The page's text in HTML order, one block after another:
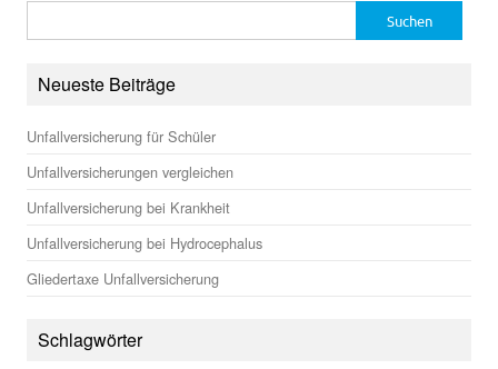
nach:
Neueste Beiträge
Unfallversicherung für Schüler
Unfallversicherungen vergleichen
Unfallversicherung bei Krankheit
Unfallversicherung bei Hydrocephalus
Gliedertaxe Unfallversicherung
Schlagwörter